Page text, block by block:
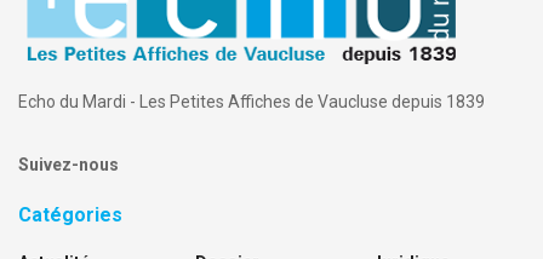
Echo du Mardi - Les Petites Affiches de Vaucluse depuis 1839
Suivez-nous
Catégories